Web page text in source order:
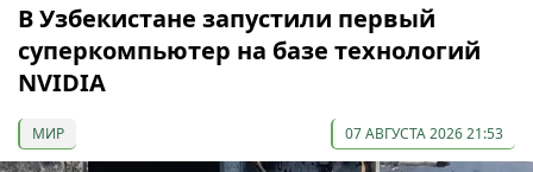
В Узбекистане запустили первый
суперкомпьютер на базе технологий
NVIDIA
МИР 07 АВГУСТА 2026 21:53